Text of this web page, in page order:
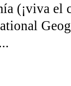
(¡viva